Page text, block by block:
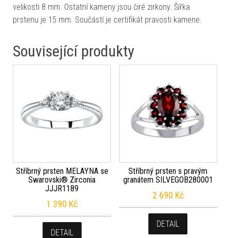
velikosti 8 mm. Ostatní kameny jsou čiré zirkony. Šířka
prstenu je 15 mm. Součástí je certifikát pravosti kamene.
Související produkty
Stříbrný prsten MELAYNA se
Swarovski® Zirconia
JJJR1189
1 390 Kč
DETAIL
Stříbrný prsten s pravým
granátem SILVEGOB280001
2 690 Kč
DETAIL